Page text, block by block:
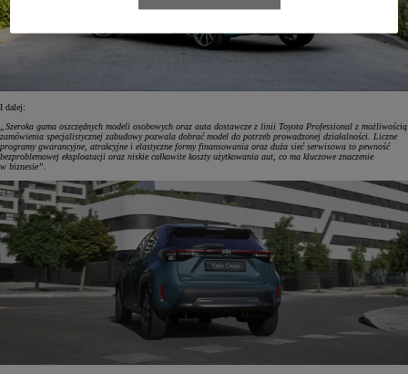
I dalej:
„Szeroka gama oszczędnych modeli osobowych oraz auta dostawcze z linii Toyota Professional z możliwością
zamówienia specjalistycznej zabudowy pozwala dobrać model do potrzeb prowadzonej działalności. Liczne
programy gwarancyjne, atrakcyjne i elastyczne formy finansowania oraz duża sieć serwisowa to pewność
bezproblemowej eksploatacji oraz niskie całkowite koszty użytkowania aut, co ma kluczowe znaczenie
w biznesie”.